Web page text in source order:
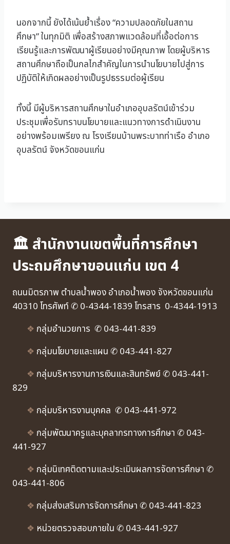
นอกจากนี้ ยังได้เน้นย้ำเรื่อง “ความปลอดภัยในสถาน
ศึกษา” ในทุกมิติ เพื่อสร้างสภาพแวดล้อมที่เอื้อต่อการ
เรียนรู้และการพัฒนาผู้เรียนอย่างมีคุณภาพ โดยผู้บริหาร
สถานศึกษาถือเป็นกลไกสำคัญในการนำนโยบายไปสู่การ
ปฏิบัติให้เกิดผลอย่างเป็นรูปธรรมต่อผู้เรียน
ทั้งนี้ มีผู้บริหารสถานศึกษาในอำเภออุบลรัตน์เข้าร่วม
ประชุมเพื่อรับทราบนโยบายและแนวทางการดำเนินงาน
อย่างพร้อมเพรียง ณ โรงเรียนบ้านพระบาทท่าเรือ อำเภอ
อุบลรัตน์ จังหวัดขอนแก่น
🏛 สำนักงานเขตพื้นที่การศึกษา
ประถมศึกษาขอนแก่น เขต 4
ถนนมิตรภาพ ตำบลน้ำพอง อำเภอน้ำพอง จังหวัดขอนแก่น
40310 โทรศัพท์ ✆ 0-4344-1839 โทรสาร 0-4344-1913
❖ กลุ่มอำนวยการ ✆ 043-441-839
❖ กลุ่มนโยบายและแผน ✆ 043-441-827
❖ กลุ่มบริหารงานการเงินและสินทรัพย์ ✆ 043-441-
829
❖ กลุ่มบริหารงานบุคคล ✆ 043-441-972
❖ กลุ่มพัฒนาครูและบุคลากรทางการศึกษา ✆ 043-
441-927
❖ กลุ่มนิเทศติดตามและประเมินผลการจัดการศึกษา ✆
043-441-806
❖ กลุ่มส่งเสริมการจัดการศึกษา ✆ 043-441-823
❖ หน่วยตรวจสอบภายใน ✆ 043-441-927